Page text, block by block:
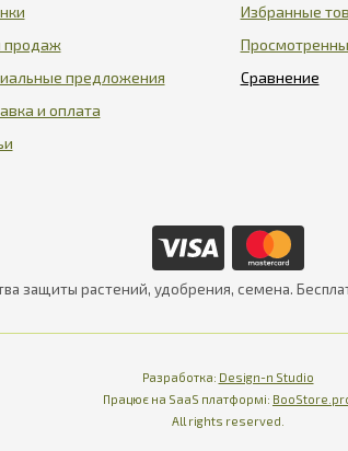
продаж
предложения
и оплата
Избранные
защиты растений, удобрения, семена.
Разработка: Design-n Studio
Працює на SaaS платформі: Працює на
All rights reserved.